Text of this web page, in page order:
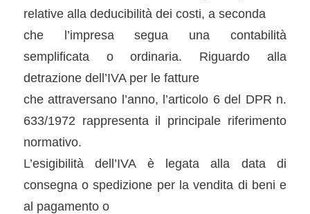
relative alla deducibilità dei costi, a seconda
che l’impresa segua una contabilità
semplificata o ordinaria. Riguardo alla
detrazione dell’IVA per le fatture
che attraversano l’anno, l’articolo 6 del DPR n.
633/1972 rappresenta il principale riferimento
normativo.
L’esigibilità dell’IVA è legata alla data di
consegna o spedizione per la vendita di beni e
al pagamento o